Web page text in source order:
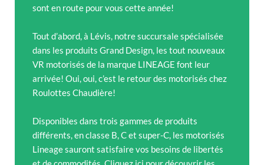
sont en route pour vous cette année!
Tout d’abord, à Lévis, notre succursale spécialisée
dans les produits Grand Design, les tout nouveaux
VR motorisés de la marque LINEAGE font leur
arrivée! Oui, oui, c’est le retour des motorisés chez
Roulottes Chaudière!
Disponibles dans trois gammes de produits
différents, en classe B, C et super-C, les motorisés
Lineage sauront satisfaire vos besoins de libertés